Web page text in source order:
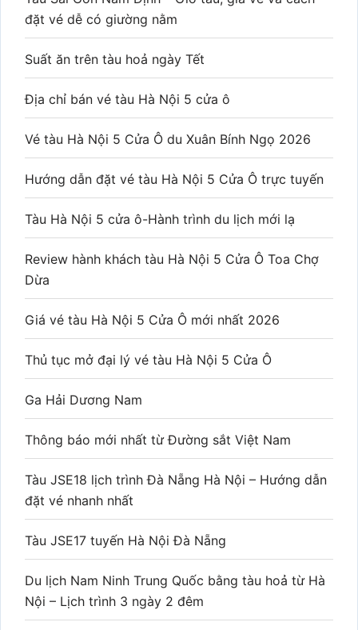
đặt vé dễ có giường nằm
Suất ăn trên tàu hoả ngày Tết
Địa chỉ bán vé tàu Hà Nội 5 cửa ô
Vé tàu Hà Nội 5 Cửa Ô du Xuân Bính Ngọ 2026
Hướng dẫn đặt vé tàu Hà Nội 5 Cửa Ô trực tuyến
Tàu Hà Nội 5 cửa ô-Hành trình du lịch mới lạ
Review hành khách tàu Hà Nội 5 Cửa Ô Toa Chợ
Dừa
Giá vé tàu Hà Nội 5 Cửa Ô mới nhất 2026
Thủ tục mở đại lý vé tàu Hà Nội 5 Cửa Ô
Ga Hải Dương Nam
Thông báo mới nhất từ Đường sắt Việt Nam
Tàu JSE18 lịch trình Đà Nẵng Hà Nội – Hướng dẫn
đặt vé nhanh nhất
Tàu JSE17 tuyến Hà Nội Đà Nẵng
Du lịch Nam Ninh Trung Quốc bằng tàu hoả từ Hà
Nội – Lịch trình 3 ngày 2 đêm